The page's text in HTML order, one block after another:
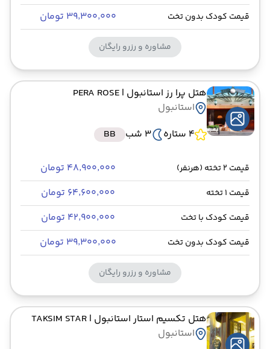
قیمت کودک بدون تخت ۳۹٬۳۰۰٬۰۰۰ تومان
مشاوره و رزرو رایگان
هتل پرا رز استانبول | PERA ROSE
استانبول
4 ستاره
3 شب BB
قیمت 2 تخته (هرنفر) ۴۸٬۹۰۰٬۰۰۰ تومان
قیمت 1 تخته ۶۴٬۶۰۰٬۰۰۰ تومان
قیمت کودک با تخت ۴۲٬۹۰۰٬۰۰۰ تومان
قیمت کودک بدون تخت ۳۹٬۳۰۰٬۰۰۰ تومان
مشاوره و رزرو رایگان
هتل تکسیم استار استانبول | TAKSIM STAR
استانبول